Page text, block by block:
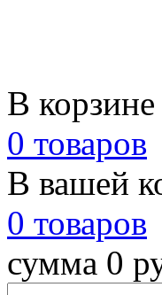
В
0 товаров
В вашей
0 товаров
сумма 0